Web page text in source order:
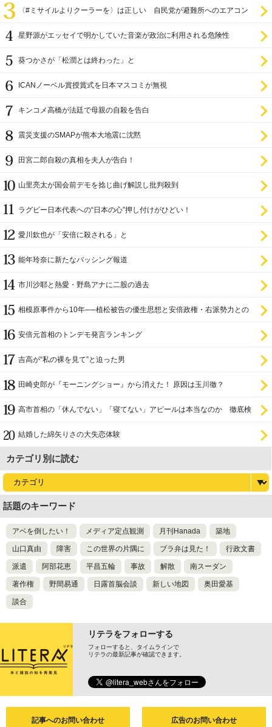
〈#ミサイルよりクーラーを〉は正しい 自民党が避難所へのエアコン
星野源がエッセイで明かしていた音楽が政治に利用される危険性
葵つかさが「松潤とは終わった」と
ICANノーベル賞授賞式を日本マスコミが無視
キンコメ高橋が法廷で母親の自殺を告白
震災支援のSMAPが熊本大地震に沈黙
田宮二郎自殺の真相を夫人が告白！
山里亮太が国会前デモを捻じ曲げ解説し批判殺到
ラグビー日本代表への“日本の心”押し付けがひどい！
愛川欽也が「安倍に殺される」と
能年玲奈に新たなバッシング報道
市川沙耶と熱愛・野島アナに二股の過去
相模原事件から10年──植松被告の優生思想と安倍政権・右派勢力との
安倍元首相のトンデモ発言ランキング
吉高が“私の裸を見て”と迫った男
田崎史郎が『モーニングショー』から消えた！ 原因は玉川徹？
高市首相の「休んでない」「寝てない」アピールは本当なのか 徹底検
結婚した綿矢りさの大失恋体験
カテゴリ別に読む
話題のキーワード
アベを倒したい！ メディア定点観測 月刊Hanada 築地
山口真由 障害 この世界の片隅に ブラ弁は見た！ 行政文書
派遣 阿部花恵 平昌五輪 事故 解散 南スーダン
著作権 野間易通 日露首脳会談 新しい地図 奥田愛基
談合
リテラをフォローする
フォローすると、タイムラインで
リテラの最新記事が確認できます。
記事へのお問い合わせ 広告のお問い合わせ